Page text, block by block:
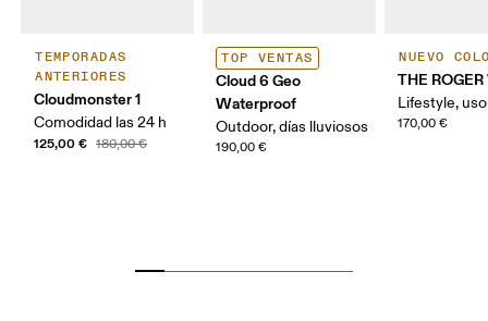
TEMPORADAS
ANTERIORES
Cloudmonster 1
Comodidad las 24 h
125,00 € 180,00 €
TOP VENTAS
Cloud 6 Geo
Waterproof
Outdoor, días lluviosos
190,00 €
NUEVO
THE
Lifestyle,
170,00 €